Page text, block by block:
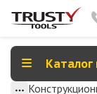
Каталог